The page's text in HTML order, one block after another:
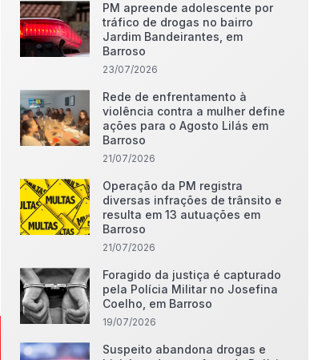
PM apreende adolescente por
tráfico de drogas no bairro
Jardim Bandeirantes, em
Barroso
23/07/2026
Rede de enfrentamento à
violência contra a mulher define
ações para o Agosto Lilás em
Barroso
21/07/2026
Operação da PM registra
diversas infrações de trânsito e
resulta em 13 autuações em
Barroso
21/07/2026
Foragido da justiça é capturado
pela Polícia Militar no Josefina
Coelho, em Barroso
19/07/2026
Suspeito abandona drogas e